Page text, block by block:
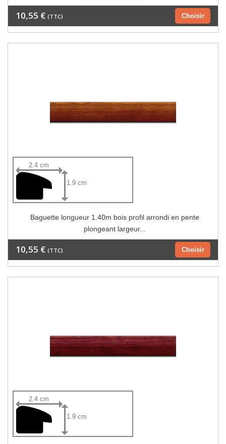
Choisir
10,55 € (TTC)
2.4 cm
1.9 cm
Baguette longueur 1.40m bois profil arrondi en pente
plongeant largeur...
Choisir
10,55 € (TTC)
2.4 cm
1.9 cm